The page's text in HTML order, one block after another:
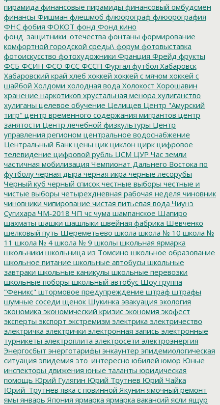
пирамида финансовые пирамиды финансовый омбудсмен
финансы Фишман флешмоб флюорограф флюорография
ФНС фобия ФОКОТ фонд Фонд кино
фонд_защитники_отечества фонтаны формирование
комфортной городской среды\ форум фотовыставка
фотоискусство фотохудожники Франция Фрейд фрукты
ФСБ ФСИН ФСО ФСС ФССП Фургал футбол Хабаровск
Хабаровский край хлеб хоккей хоккей с мячом хоккей с
шайбой Холдоми холодная вода Холокост Хорошавин
хранение наркотиков хрустальная менора хулиганство
хулиганы целевое обучение Целищев Центр "Амурский
тигр" центр временного содержания мигрантов центр
занятости Центр лечебной физкультуры Центр
управления регионом центральное водоснабжение
Центральный Банк цены цик циклон цирк цифровое
телевидение цифровой рубль ЦСМ ЦУР Час земли
частичная мобилизация Чемпионат Дальнего Востока по
футболу черная дыра черная икра черные лесорубы
Черный куб черный список честные выборы честные и
чистые выборы четырехдневная рабочая неделя чиновник
чиновники чипирование чистая питьевая вода Чиунэ
Сугихара ЧМ-2018 ЧП чс чума шампанское Шапиро
шахматы шашки шашлыки швейная фабрика Шевченко
шелковый путь Шереметьево школа школа № 10 школа №
11 школа № 4 школа № 9 школы школьная ярмарка
школьники школьница из Томсино школьное образование
школьное питание школьные автобусы школьные
завтраки школьные каникулы школьные перевозки
школьные поборы школьный автобус Шоу группа
"Феникс" штормовое предупреждение штраф штрафы
шумные соседи щенок Щукинка эвакуация экология
экономика экономический кризис экономия экофест
эксперты экспорт экстремизм электрика электричество
электричка электрички электронная запись электронные
турникеты электроплита электросети электроэнергия
Энергосбыт энерготарифы энкаунтер эпидемиологическая
ситуация эпидемия это_интересно юбилей юмор Юные
инспекторы движения юные таланты юридическая
помощь Юрий Гулягин Юрий Трутнев Юрий Чайка
Юрий_Трутнев явка с повинной Якунин ямочный ремонт
ямы январь Япония ярмарка ярмарка вакансий ясли ящур